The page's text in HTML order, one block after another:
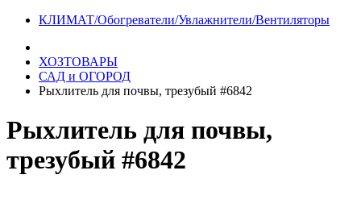
КЛИМАТ/Обогреватели/Увлажнители/Вентиляторы
ХОЗТОВАРЫ
САД и ОГОРОД
Рыхлитель для почвы, трезубый #6842
Рыхлитель для почвы,
трезубый #6842